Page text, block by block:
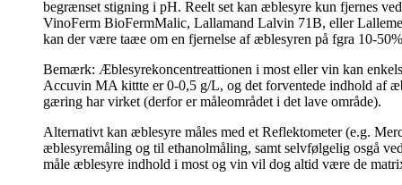
begrænset stigning i pH. Reelt set kan æblesyre kun fjernes
VinoFerm BioFermMalic, Lallamand Lalvin 71B, eller
kan der være taæe om en fjernelse af æblesyren på fgra 10-50%
Bemærk: Æblesyrekoncentreattionen i most eller vin kan
Accuvin MA kittte er 0-0,5 g/L, og det forventede indhold af
gæring har virket (derfor er måleområdet i det lave område).
Alternativt kan æblesyre måles med et Reflektometer (e.g.
æblesyremåling og til ethanolmåling, samt selvfølgelig osgå
måle æblesyre indhold i most og vin vil dog altid være de